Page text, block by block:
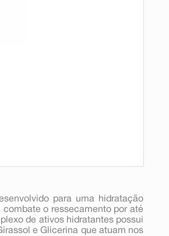
para uma hidratação
o ressecamento por até
de ativos hidratantes possui
e Glicerina que atuam nos